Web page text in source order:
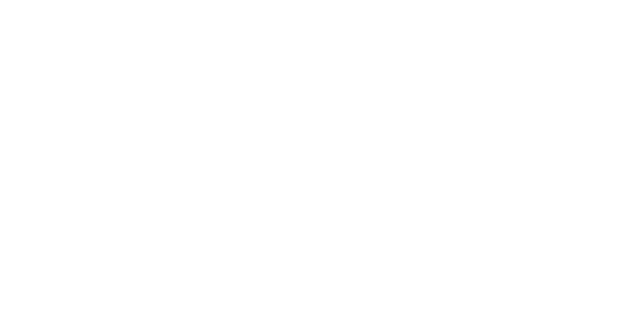
hračky uvnitř nekonečného bazénu, neseďte, nechoďte ani nestůjte na jeho okraji. Děti musí být neustále pod dohledem.
středně velké auto.
letní kuchyně, není určena pro hosty.